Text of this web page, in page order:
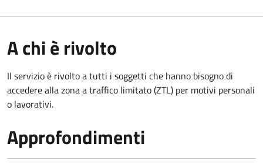
A chi è rivolto
Il servizio è rivolto a tutti i soggetti che hanno bisogno di
accedere alla zona a traffico limitato (ZTL) per motivi personali
o lavorativi.
Approfondimenti